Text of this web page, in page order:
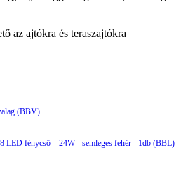
az ajtókra és teraszajtókra
(BBV)
LED fénycső – 24W - semleges fehér - 1db (BBL)